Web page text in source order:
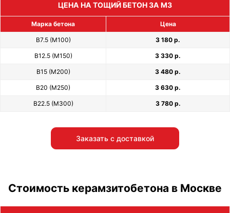
ЦЕНА НА ТОЩИЙ БЕТОН ЗА М3
Марка бетона Цена
В7.5 (М100) 3 180 р.
В12.5 (М150) 3 330 р.
В15 (М200) 3 480 р.
В20 (М250) 3 630 р.
В22.5 (М300) 3 780 р.
Заказать с доставкой
Стоимость керамзитобетона в Москве